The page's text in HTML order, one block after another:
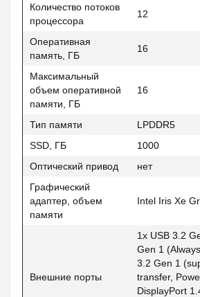
Количество потоков
процессора
12
Оперативная
память, ГБ
16
Максимальный
объем оперативной
памяти, ГБ
16
Тип памяти
LPDDR5
SSD, ГБ
1000
Оптический привод
нет
Графический
адаптер, объем
памяти
Intel Iris Xe
Внешние порты
1x USB 3.2
Gen 1
3.2 Gen 1
transfer,
DisplayPort